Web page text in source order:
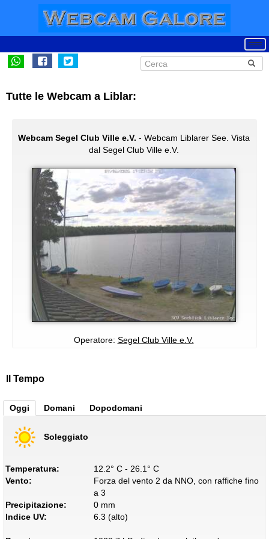
Tutte le Webcam a Liblar:
Webcam Segel Club Ville e.V. - Webcam Liblarer See. Vista
dal Segel Club Ville e.V.
Operatore: Segel Club Ville e.V.
Il Tempo
Oggi Domani Dopodomani
Soleggiato
Temperatura:
12.2° C - 26.1° C
Vento:
Forza del vento 2 da NNO, con raffiche fino
a 3
Precipitazione:
0 mm
Indice UV:
6.3 (alto)